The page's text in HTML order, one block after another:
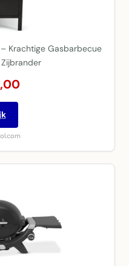
– Krachtige Gasbarbecue